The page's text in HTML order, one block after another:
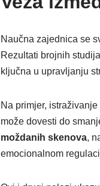
Naučna zajednica se
Rezultati brojnih
ključna u upravljanju
Na primjer,
može dovesti do
moždanih skenova,
emocionalnom